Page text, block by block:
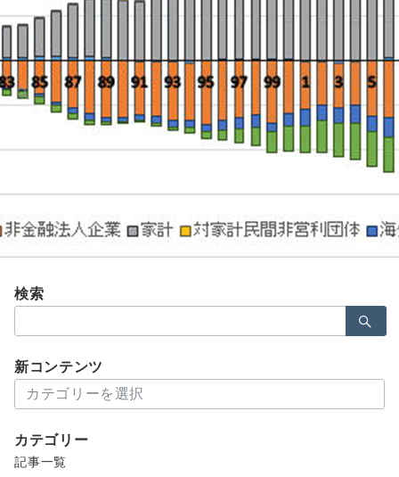
image-4
検索
索：
新コンテンツ
コ
テ
ン
カテゴリー
記事一覧